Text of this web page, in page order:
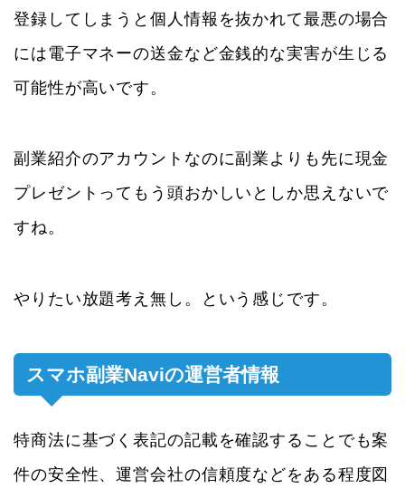
登録してしまうと個人情報を抜かれて最悪の場合
には電子マネーの送金など金銭的な実害が生じる
可能性が高いです。
副業紹介のアカウントなのに副業よりも先に現金
プレゼントってもう頭おかしいとしか思えないで
すね。
やりたい放題考え無し。という感じです。
スマホ副業Naviの運営者情報
特商法に基づく表記の記載を確認することでも案
件の安全性、運営会社の信頼度などをある程度図